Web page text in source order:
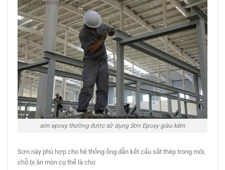
sơn epoxy thường được sử dụng Sơn Epoxy giàu kẽm
Sơn này phù hợp cho hệ thống ống dẫn kết cấu sắt thép trong môi,
chỗ bị ăn mòn cụ thể là cho: